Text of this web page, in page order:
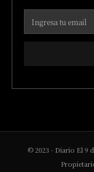
© 2023 - Diario El 9